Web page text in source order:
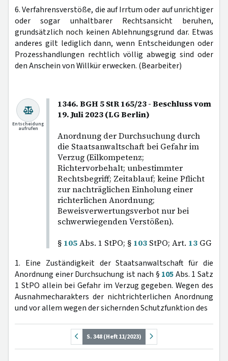
6. Verfahrensverstöße, die auf Irrtum oder auf unrichtiger
oder sogar unhaltbarer Rechtsansicht beruhen,
grundsätzlich noch keinen Ablehnungsgrund dar. Etwas
anderes gilt lediglich dann, wenn Entscheidungen oder
Prozesshandlungen rechtlich völlig abwegig sind oder
den Anschein von Willkür erwecken. (Bearbeiter)
1346. BGH 5 StR 165/23 - Beschluss vom
19. Juli 2023 (LG Berlin)
Anordnung der Durchsuchung durch
die Staatsanwaltschaft bei Gefahr im
Verzug (Eilkompetenz;
Richtervorbehalt; unbestimmter
Rechtsbegriff; Zeitablauf; keine Pflicht
zur nachträglichen Einholung einer
richterlichen Anordnung;
Beweisverwertungsverbot nur bei
schwerwiegenden Verstößen).
§ 105Abs. 1 StPO; § 103 StPO; Art. 13 GG
Entscheidung
aufrufen
1. Eine Zuständigkeit der Staatsanwaltschaft für die
Anordnung einer Durchsuchung ist nach § 105Abs. 1 Satz
1 StPO allein bei Gefahr im Verzug gegeben. Wegen des
Ausnahmecharakters der nichtrichterlichen Anordnung
und vor allem wegen der sichernden Schutzfunktion des
S. 348 (Heft 11/2023)